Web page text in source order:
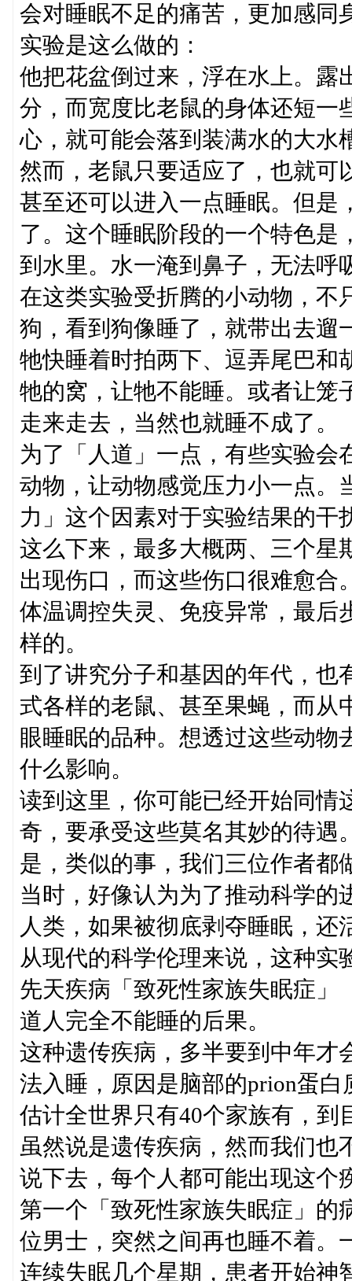
会对睡眠不足的痛苦，更加感同
实验是这么做的：
他把花盆倒过来，浮在水上。露
分，而宽度比老鼠的身体还短一
心，就可能会落到装满水的大水
然而，老鼠只要适应了，也就可
甚至还可以进入一点睡眠。但是
了。这个睡眠阶段的一个特色是
到水里。水一淹到鼻子，无法呼
在这类实验受折腾的小动物，不
狗，看到狗像睡了，就带出去遛
牠快睡着时拍两下、逗弄尾巴和
牠的窝，让牠不能睡。或者让笼
走来走去，当然也就睡不成了。
为了「人道」一点，有些实验会
动物，让动物感觉压力小一点。
力」这个因素对于实验结果的干
这么下来，最多大概两、三个星
出现伤口，而这些伤口很难愈合
体温调控失灵、免疫异常，最后
样的。
到了讲究分子和基因的年代，也
式各样的老鼠、甚至果蝇，而从
眼睡眠的品种。想透过这些动
什么影响。
读到这里，你可能已经开始同情
奇，要承受这些莫名其妙的待遇
是，类似的事，我们三位作者都
当时，好像认为为了推动科学的
人类，如果被彻底剥夺睡眠，还
从现代的科学伦理来说，这种实
先天疾病「致死性家族失眠症」
道人完全不能睡的后果。
这种遗传疾病，多半要到中年才
法入睡，原因是脑部的prion蛋
估计全世界只有40个家族有，
虽然说是遗传疾病，然而我们也
说下去，每个人都可能出现这个
第一个「致死性家族失眠症」的
位男士，突然之间再也睡不着。
连续失眠几个星期，患者开始神